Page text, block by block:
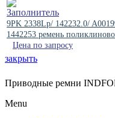
9PK 2338Lp/ 142232.0/
1442253 ремень
Цена по запросу
закрыть
Приводные ремни
Menu